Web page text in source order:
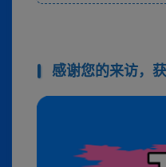
感谢您的来访，